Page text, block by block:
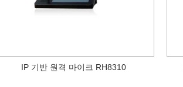
IP 기반 원격 마이크 RH8310